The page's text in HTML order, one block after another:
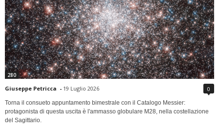
280
Giuseppe Petricca - 19 Luglio 2026 0
Torna il consueto appuntamento bimestrale con il Catalogo Messier:
protagonista di questa uscita è l'ammasso globulare M28, nella costellazione
del Sagittario.